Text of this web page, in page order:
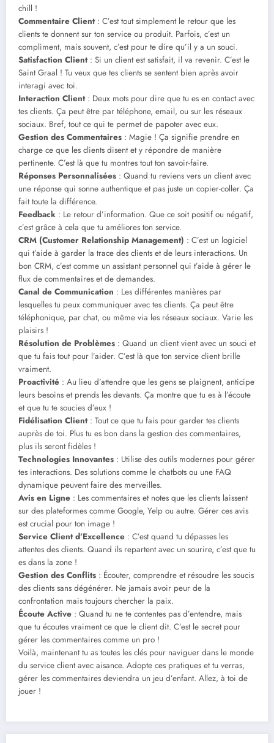
chill !
Commentaire Client: C’est tout simplement le retour que les
clients te donnent sur ton service ou produit. Parfois, c’est un
compliment, mais souvent, c’est pour te dire qu’il y a un souci.
Satisfaction Client: Si un client est satisfait, il va revenir. C’est le
Saint Graal ! Tu veux que tes clients se sentent bien après avoir
interagi avec toi.
Interaction Client: Deux mots pour dire que tu es en contact avec
tes clients. Ça peut être par téléphone, email, ou sur les réseaux
sociaux. Bref, tout ce qui te permet de papoter avec eux.
Gestion des Commentaires : Magie ! Ça signifie prendre en
charge ce que les clients disent et y répondre de manière
pertinente. C’est là que tu montres tout ton savoir-faire.
Réponses Personnalisées : Quand tu reviens vers un client avec
une réponse qui sonne authentique et pas juste un copier-coller. Ça
fait toute la différence.
Feedback : Le retour d’information. Que ce soit positif ou négatif,
c’est grâce à cela que tu améliores ton service.
CRM (Customer Relationship Management) : C’est un logiciel
qui t’aide à garder la trace des clients et de leurs interactions. Un
bon CRM, c’est comme un assistant personnel qui t’aide à gérer le
flux de commentaires et de demandes.
Canal de Communication : Les différentes manières par
lesquelles tu peux communiquer avec tes clients. Ça peut être
téléphonique, par chat, ou même via les réseaux sociaux. Varie les
plaisirs !
Résolution de Problèmes : Quand un client vient avec un souci et
que tu fais tout pour l’aider. C’est là que ton service client brille
vraiment.
Proactivité : Au lieu d’attendre que les gens se plaignent, anticipe
leurs besoins et prends les devants. Ça montre que tu es à l’écoute
et que tu te soucies d’eux !
Fidélisation Client: Tout ce que tu fais pour garder tes clients
auprès de toi. Plus tu es bon dans la gestion des commentaires,
plus ils seront fidèles !
Technologies Innovantes : Utilise des outils modernes pour gérer
tes interactions. Des solutions comme le chatbots ou une FAQ
dynamique peuvent faire des merveilles.
Avis en Ligne : Les commentaires et notes que les clients laissent
sur des plateformes comme Google, Yelp ou autre. Gérer ces avis
est crucial pour ton image !
Service Client d’Excellence : C’est quand tu dépasses les
attentes des clients. Quand ils repartent avec un sourire, c’est que tu
es dans la zone !
Gestion des Conflits : Écouter, comprendre et résoudre les soucis
des clients sans dégénérer. Ne jamais avoir peur de la
confrontation mais toujours chercher la paix.
Écoute Active : Quand tu ne te contentes pas d’entendre, mais
que tu écoutes vraiment ce que le client dit. C’est le secret pour
gérer les commentaires comme un pro !
Voilà, maintenant tu as toutes les clés pour naviguer dans le monde
du service client avec aisance. Adopte ces pratiques et tu verras,
gérer les commentaires deviendra un jeu d’enfant. Allez, à toi de
jouer !